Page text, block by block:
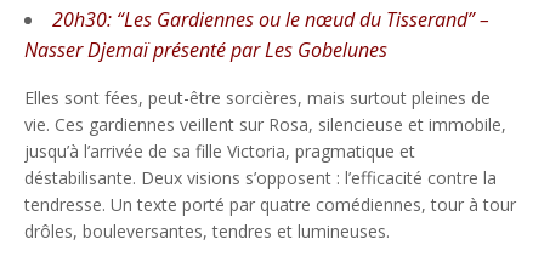
20h30: “Les Gardiennes ou le nœud du Tisserand” –
Nasser Djemaï présenté par Les Gobelunes
Elles sont fées, peut-être sorcières, mais surtout pleines de
vie. Ces gardiennes veillent sur Rosa, silencieuse et immobile,
jusqu’à l’arrivée de sa fille Victoria, pragmatique et
déstabilisante. Deux visions s’opposent : l’efficacité contre la
tendresse. Un texte porté par quatre comédiennes, tour à tour
drôles, bouleversantes, tendres et lumineuses.